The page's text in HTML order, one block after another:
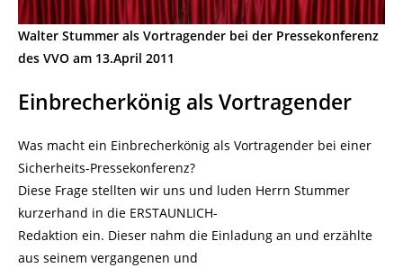
Walter Stummer als Vortragender bei der Pressekonferenz
des VVO am 13.April 2011
Einbrecherkönig als Vortragender
Was macht ein Einbrecherkönig als Vortragender bei einer
Sicherheits-Pressekonferenz?
Diese Frage stellten wir uns und luden Herrn Stummer
kurzerhand in die ERSTAUNLICH-
Redaktion ein. Dieser nahm die Einladung an und erzählte
aus seinem vergangenen und